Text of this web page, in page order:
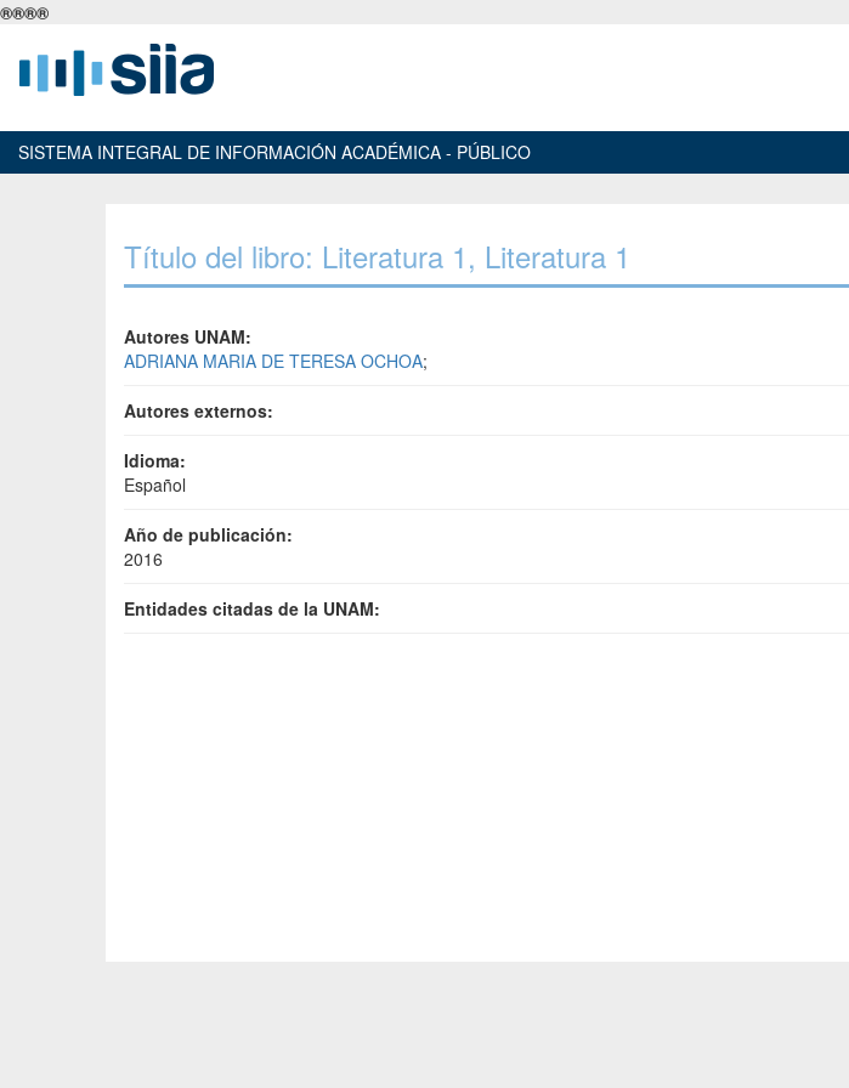
®®®®
SISTEMA INTEGRAL DE INFORMACIÓN ACADÉMICA - PÚBLICO
Título del libro: Literatura 1, Literatura 1
Autores UNAM:
ADRIANA MARIA DE TERESA OCHOA;
Autores externos:
Idioma:
Español
Año de publicación:
2016
Entidades citadas de la UNAM: